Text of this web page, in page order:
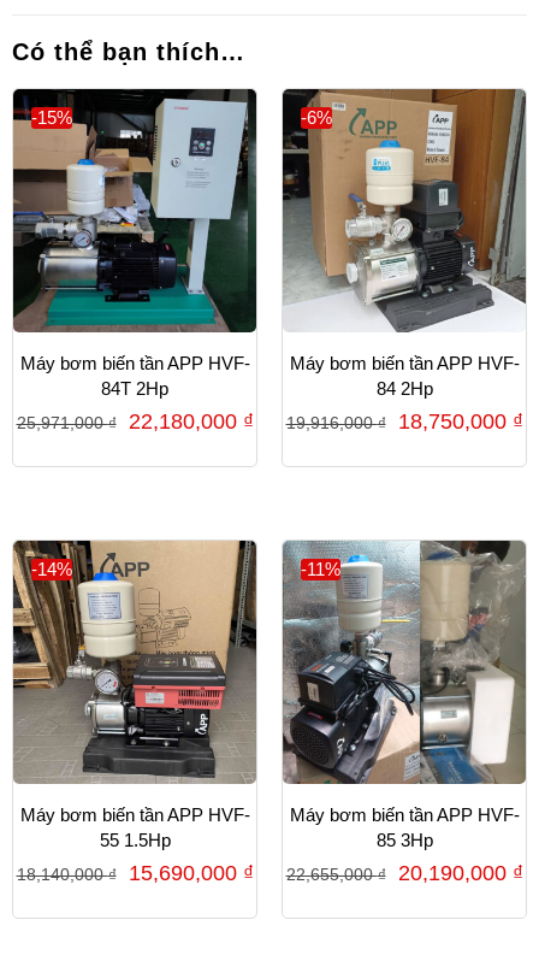
Có thể bạn thích…
-15%
Máy bơm biến tần APP HVF-
84T 2Hp
25,971,000₫ 22,180,000 ₫
-6%
Máy bơm biến tần APP HVF-
84 2Hp
19,916,000₫ 18,750,000 ₫
-14%
Máy bơm biến tần APP HVF-
55 1.5Hp
18,140,000₫ 15,690,000 ₫
-11%
Máy bơm biến tần APP HVF-
85 3Hp
22,655,000₫ 20,190,000 ₫